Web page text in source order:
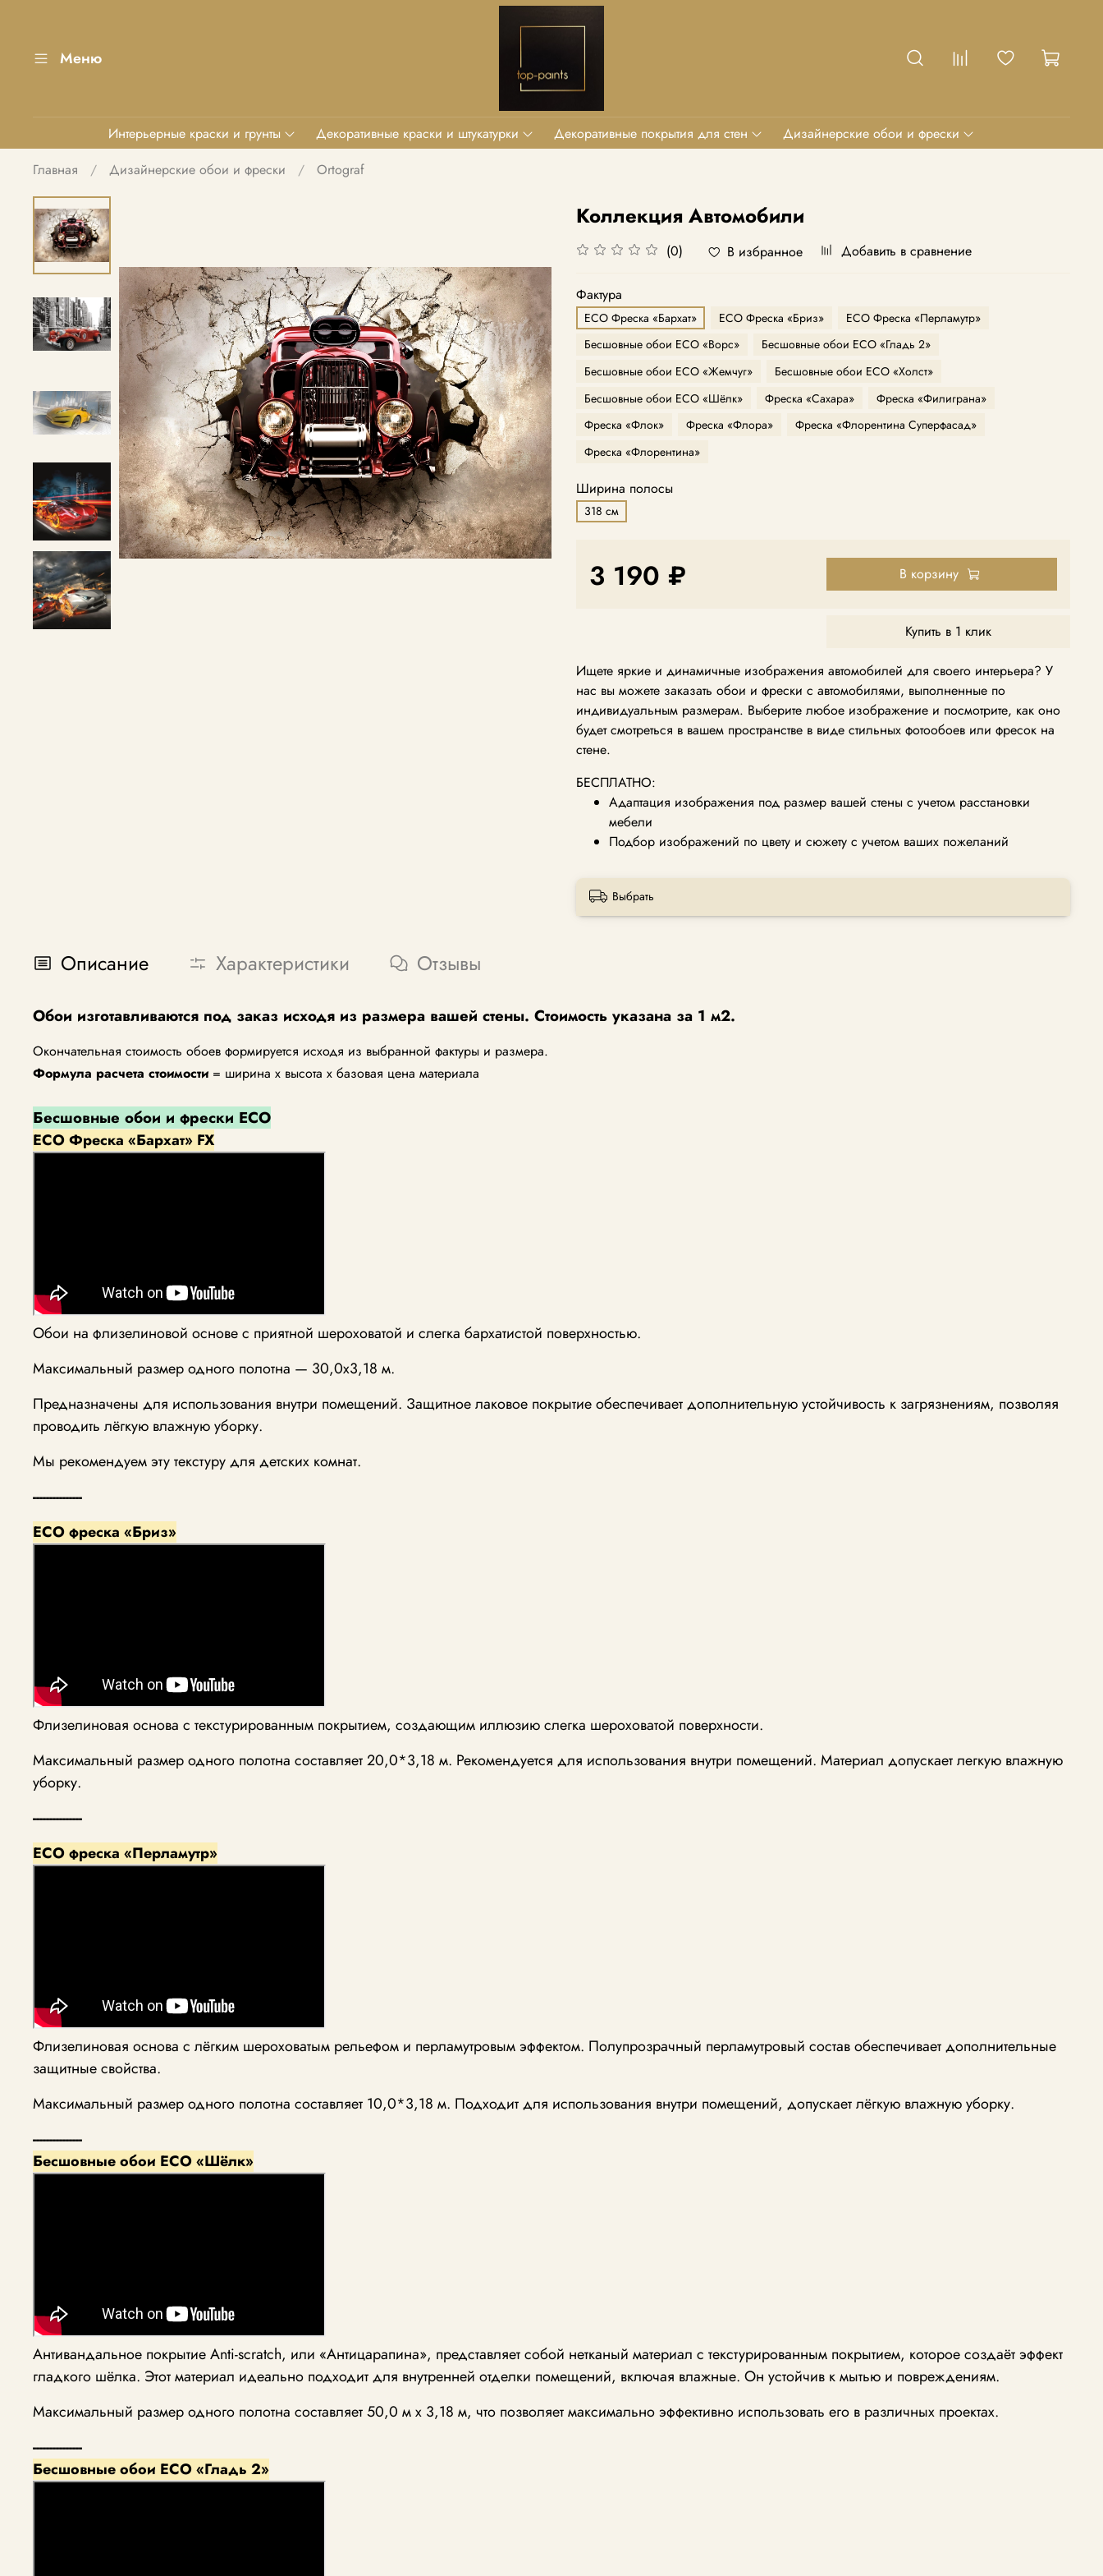
Меню
Интерьерные краски и грунты Декоративные краски и штукатурки Декоративные покрытия для стен
Дизайнерские обои и фрески
Главная
Дизайнерские обои и фрески Ortograf
Коллекция Автомобили
(0) В избранное Добавить в сравнение
Фактура
ECO Фреска «Бархат» ECO Фреска «Бриз»
ECO Фреска «Перламутр»
Бесшовные обои ECO «Ворс»
Бесшовные обои ECO «Гладь 2»
Бесшовные обои ECO «Жемчуг»
Бесшовные обои ECO «Холст»
Бесшовные обои ECO «Шёлк»
Фреска «Сахара»
Фреска «Филиграна»
Фреска «Флок»
Фреска «Флора»
Фреска «Флорентина Суперфасад»
Фреска «Флорентина»
Ширина полосы
318 см
3 190 ₽ В корзину
Купить в 1 клик
Ищете яркие и динамичные изображения автомобилей для своего интерьера? У
нас вы можете заказать обои и фрески с автомобилями, выполненные по
индивидуальным размерам. Выберите любое изображение и посмотрите, как оно
будет смотреться в вашем пространстве в виде стильных фотообоев или фресок на
стене.
БЕСПЛАТНО:
Адаптация изображения под размер вашей стены с учетом расстановки
мебели
Подбор изображений по цвету и сюжету с учетом ваших пожеланий
Выбрать
Описание Характеристики Отзывы
Обои изготавливаются под заказ исходя из размера вашей стены. Стоимость указана за 1 м2.
Окончательная стоимость обоев формируется исходя из выбранной фактуры и размера.
Формула расчета стоимости = ширина х высота х базовая цена материала
Бесшовные обои и фрески ECO
ECO Фреска «Бархат» FX
Обои на флизелиновой основе с приятной шероховатой и слегка бархатистой поверхностью.
Максимальный размер одного полотна — 30,0х3,18 м.
Предназначены для использования внутри помещений. Защитное лаковое покрытие обеспечивает дополнительную устойчивость к загрязнениям, позволяя
проводить лёгкую влажную уборку.
Мы рекомендуем эту текстуру для детских комнат.
---------------
ECO фреска «Бриз»
Флизелиновая основа с текстурированным покрытием, создающим иллюзию слегка шероховатой поверхности.
Максимальный размер одного полотна составляет 20,0*3,18 м. Рекомендуется для использования внутри помещений. Материал допускает легкую влажную
уборку.
---------------
ECO фреска «Перламутр»
Флизелиновая основа с лёгким шероховатым рельефом и перламутровым эффектом. Полупрозрачный перламутровый состав обеспечивает дополнительные
защитные свойства.
Максимальный размер одного полотна составляет 10,0*3,18 м. Подходит для использования внутри помещений, допускает лёгкую влажную уборку.
---------------
Бесшовные обои ECO «Шёлк»
Антивандальное покрытие Anti-scratch, или «Антицарапина», представляет собой нетканый материал с текстурированным покрытием, которое создаёт эффект
гладкого шёлка. Этот материал идеально подходит для внутренней отделки помещений, включая влажные. Он устойчив к мытью и повреждениям.
Максимальный размер одного полотна составляет 50,0 м x 3,18 м, что позволяет максимально эффективно использовать его в различных проектах.
---------------
Бесшовные обои ECO «Гладь 2»